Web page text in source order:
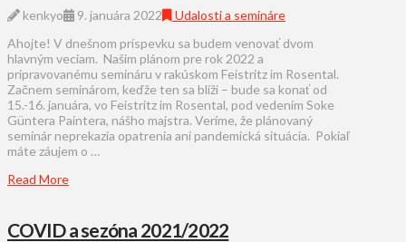
kenkyo 9. januára 2022
Udalosti a semináre
Ahojte! V dnešnom príspevku sa budem venovať dvom
hlavným veciam. Našim plánom pre rok 2022 a
pripravovanému semináru v rakúskom Feistritz im Rosental.
Začnem seminárom, keďže ten sa blíži – bude sa konať od
15.-16. januára, vo Feistritz im Rosental, pod vedením Soke
Güntera Paintera, nášho majstra. Veríme, že plánovaný
seminár neprekazia opatrenia ani pandemická situácia. Pokiaľ
máte záujem o …
Read More
COVID a sezóna 2021/2022